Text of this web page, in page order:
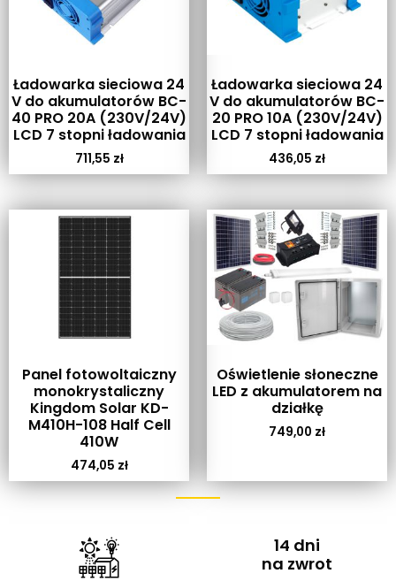
Ładowarka sieciowa 24
V do akumulatorów BC-
40 PRO 20A (230V/24V)
LCD 7 stopni ładowania
711,55 zł
Ładowarka sieciowa 24
V do akumulatorów BC-
20 PRO 10A (230V/24V)
LCD 7 stopni ładowania
436,05 zł
Panel fotowoltaiczny
monokrystaliczny
Kingdom Solar KD-
M410H-108 Half Cell
410W
474,05 zł
Oświetlenie słoneczne
LED z akumulatorem na
działkę
749,00 zł
14 dni
na zwrot